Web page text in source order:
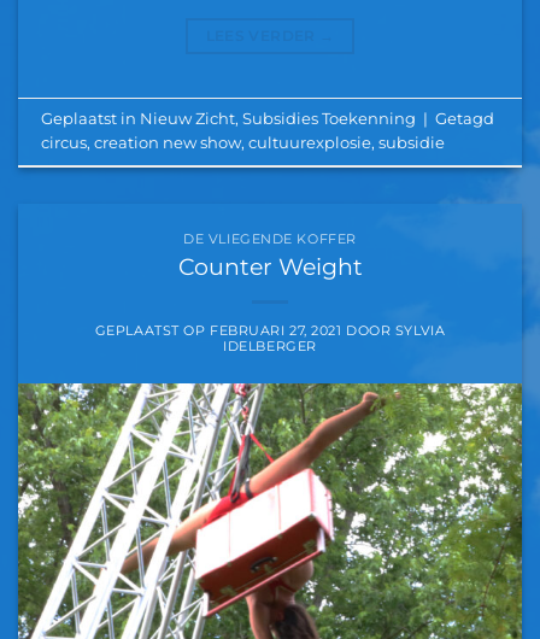
Geplaatst in Nieuw Zicht,Subsidies Toekenning | Getagd
circus,creation new show,cultuurexplosie,subsidie
DE VLIEGENDE KOFFER
Counter Weight
GEPLAATST OP FEBRUARI 27, 2021 DOOR SYLVIA
IDELBERGER